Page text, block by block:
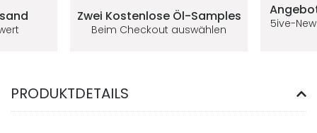
Zwei Kostenlose Öl-Samples
Beim Checkout auswählen 5ive-
PRODUKTDETAILS